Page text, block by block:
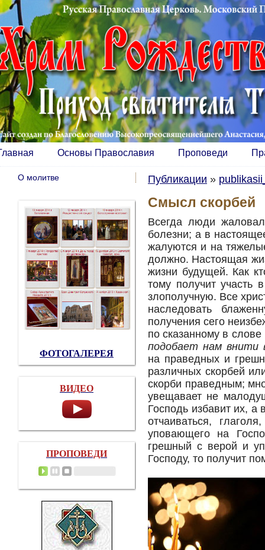
Основы Православия Проповеди
Публикации »
Смысл скорбей
Всегда люди
болезни; а в
жалуются и на
должно. Настоящая
жизни будущей. Как
тому получит
злополучную. Все
наследовать
получения сего
по сказанному в
подобает нам внити
на праведных и
различных скорбей
скорби праведным;
увещавает не
Господь избавит их,
отчаиваться,
уповающего на
грешный с верой и
Господу, то получит
О молитве
ФОТОГАЛЕРЕЯ
ВИДЕО
ПРОПОВЕДИ